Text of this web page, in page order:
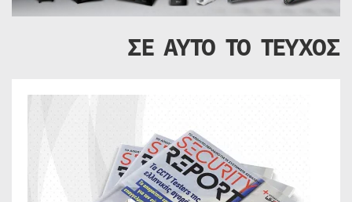
ΣΕ ΑΥΤΟ ΤΟ ΤΕΥΧΟΣ